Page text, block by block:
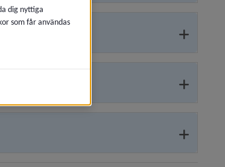
dig nyttiga
som får användas